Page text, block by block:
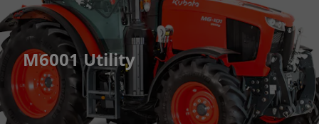
M6001 Utility